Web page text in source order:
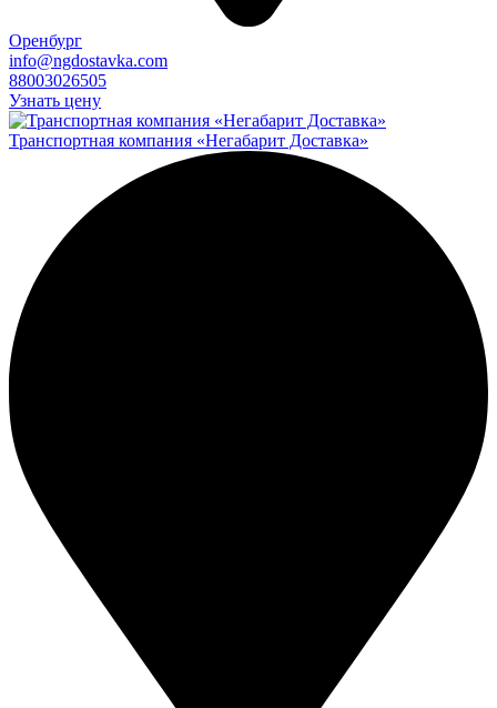
Оренбург
info@ngdostavka.com
88003026505
Узнать цену
Транспортная компания «Негабарит Доставка»